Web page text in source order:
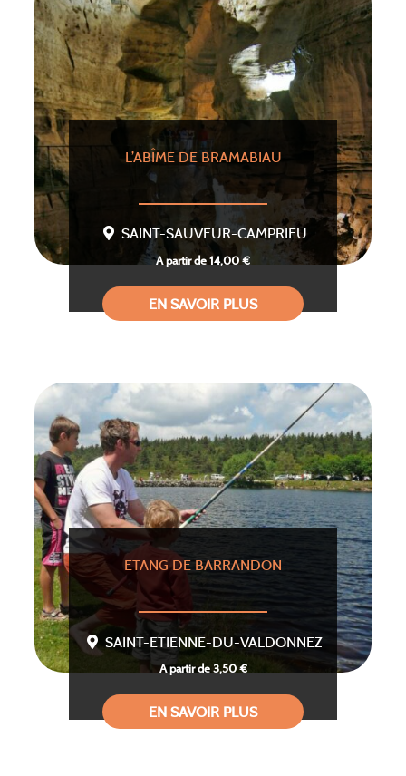
L’ABÎME DE BRAMABIAU
SAINT-SAUVEUR-CAMPRIEU
A partir de 14,00 €
EN SAVOIR PLUS
ETANG DE BARRANDON
SAINT-ETIENNE-DU-VALDONNEZ
A partir de 3,50 €
EN SAVOIR PLUS